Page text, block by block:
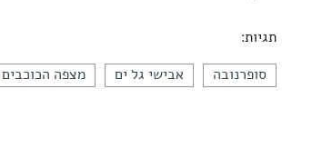
תגיות:
סופרנובה אבישי גל ים מצפה